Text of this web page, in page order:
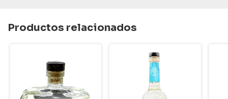
Productos relacionados